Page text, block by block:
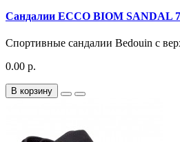
Сандалии ECCO BIOM SANDAL
Спортивные сандалии Bedouin с
0.00 р.
В корзину